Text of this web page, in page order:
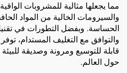
مما يجعلها مثالية للمشروبات
والسيرومات الخالية من المواد
الحساسة. وبفضل التطورات في
والتوافق مع التغليف المستدام،
قابلة للتوسيع ومرونة وصديقة للبيئة
حول العالم.